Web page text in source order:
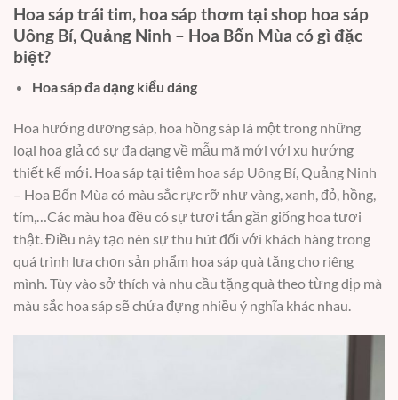
Hoa sáp trái tim, hoa sáp thơm tại shop hoa sáp
Uông Bí, Quảng Ninh – Hoa Bốn Mùa có gì đặc
biệt?
Hoa sáp đa dạng kiểu dáng
Hoa hướng dương sáp, hoa hồng sáp là một trong những
loại hoa giả có sự đa dạng về mẫu mã mới với xu hướng
thiết kế mới. Hoa sáp tại tiệm hoa sáp Uông Bí, Quảng Ninh
– Hoa Bốn Mùa có màu sắc rực rỡ như vàng, xanh, đỏ, hồng,
tím,…Các màu hoa đều có sự tươi tắn gần giống hoa tươi
thật. Điều này tạo nên sự thu hút đối với khách hàng trong
quá trình lựa chọn sản phẩm hoa sáp quà tặng cho riêng
mình. Tùy vào sở thích và nhu cầu tặng quà theo từng dịp mà
màu sắc hoa sáp sẽ chứa đựng nhiều ý nghĩa khác nhau.